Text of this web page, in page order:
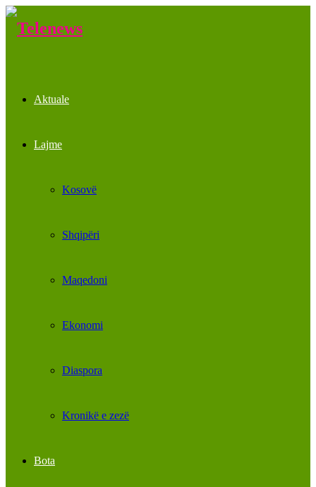
Aktuale
Lajme
Kosovë
Shqipëri
Maqedoni
Ekonomi
Diaspora
Kronikë e zezë
Bota